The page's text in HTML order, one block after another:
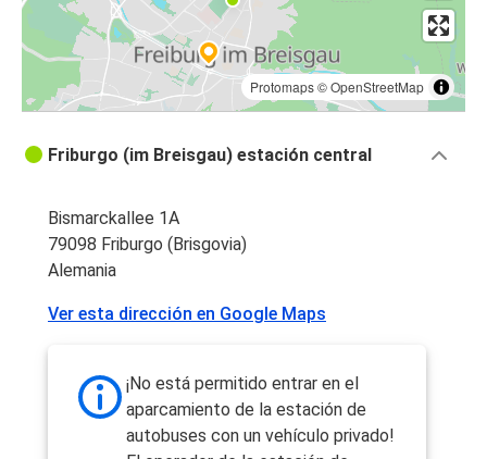
Protomaps©OpenStreetMap
Friburgo (im Breisgau) estación central
Bismarckallee 1A
79098 Friburgo (Brisgovia)
Alemania
Ver esta dirección en Google Maps
¡No está permitido entrar en el
aparcamiento de la estación de
autobuses con un vehículo privado!